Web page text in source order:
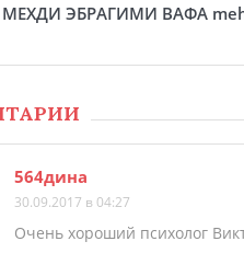
МЕХДИ ЭБРАГИМИ ВАФА
564дина
30.09.2017 в 04:27
Очень хороший психолог